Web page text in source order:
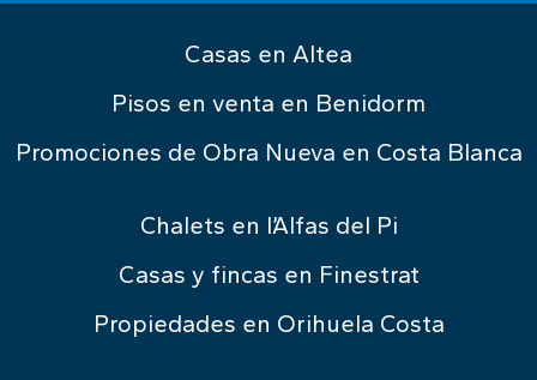
Casas en Altea
Pisos en venta en Benidorm
Promociones de Obra Nueva en Costa Blanca
Chalets en l’Alfas del Pi
Casas y fincas en Finestrat
Propiedades en Orihuela Costa